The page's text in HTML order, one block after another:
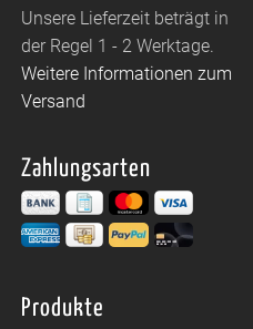
Unsere Lieferzeit beträgt in
der Regel 1 - 2 Werktage.
Weitere Informationen zum
Versand
Zahlungsarten
Produkte